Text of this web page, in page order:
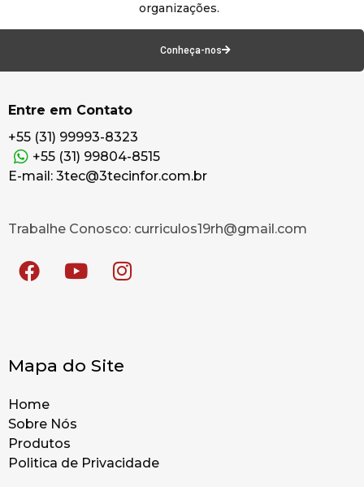
organizações.
Conheça-nos
Entre em Contato
+55 (31) 99993-8323
+55 (31) 99804-8515
E-mail: 3tec@3tecinfor.com.br
Trabalhe Conosco: curriculos19rh@gmail.com
Mapa do Site
Home
Sobre Nós
Produtos
Politica de Privacidade